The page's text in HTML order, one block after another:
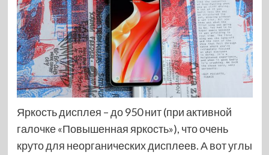
Яркость дисплея – до 950 нит (при активной
галочке «Повышенная яркость»), что очень
круто для неорганических дисплеев. А вот углы